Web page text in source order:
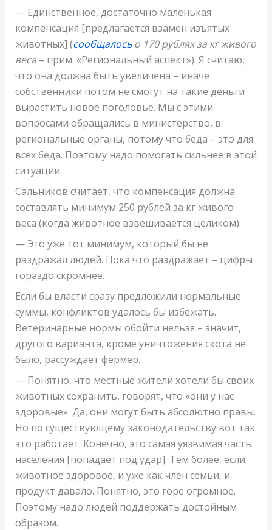
— Единственное, достаточно маленькая
компенсация [предлагается взамен изъятых
животных] (сообщалосьо 170 рублях за кг живого
веса– прим. «Региональный аспект»). Я считаю,
что она должна быть увеличена – иначе
собственники потом не смогут на такие деньги
вырастить новое поголовье. Мы с этими
вопросами обращались в министерство, в
региональные органы, потому что беда – это для
всех беда. Поэтому надо помогать сильнее в этой
ситуации.
Сальников считает, что компенсация должна
составлять минимум 250 рублей за кг живого
веса (когда животное взвешивается целиком).
— Это уже тот минимум, который бы не
раздражал людей. Пока что раздражает – цифры
гораздо скромнее.
Если бы власти сразу предложили нормальные
суммы, конфликтов удалось бы избежать.
Ветеринарные нормы обойти нельзя – значит,
другого варианта, кроме уничтожения скота не
было, рассуждает фермер.
— Понятно, что местные жители хотели бы своих
животных сохранить, говорят, что «они у нас
здоровые». Да, они могут быть абсолютно правы.
Но по существующему законодательству вот так
это работает. Конечно, это самая уязвимая часть
населения [попадает под удар]. Тем более, если
животное здоровое, и уже как член семьи, и
продукт давало. Понятно, это горе огромное.
Поэтому надо людей поддержать достойным
образом.